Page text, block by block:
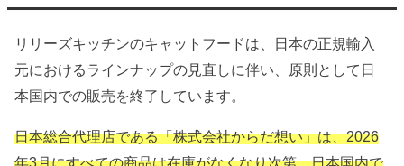
リリーズキッチンのキャットフードは、日本の正規輸入
元におけるラインナップの見直しに伴い、 原則として日
本国内での販売を終了しています。
日本総合代理店である「株式会社からだ想い」は、2026
年3月にすべての商品は在庫がなくなり次第、日本国内で